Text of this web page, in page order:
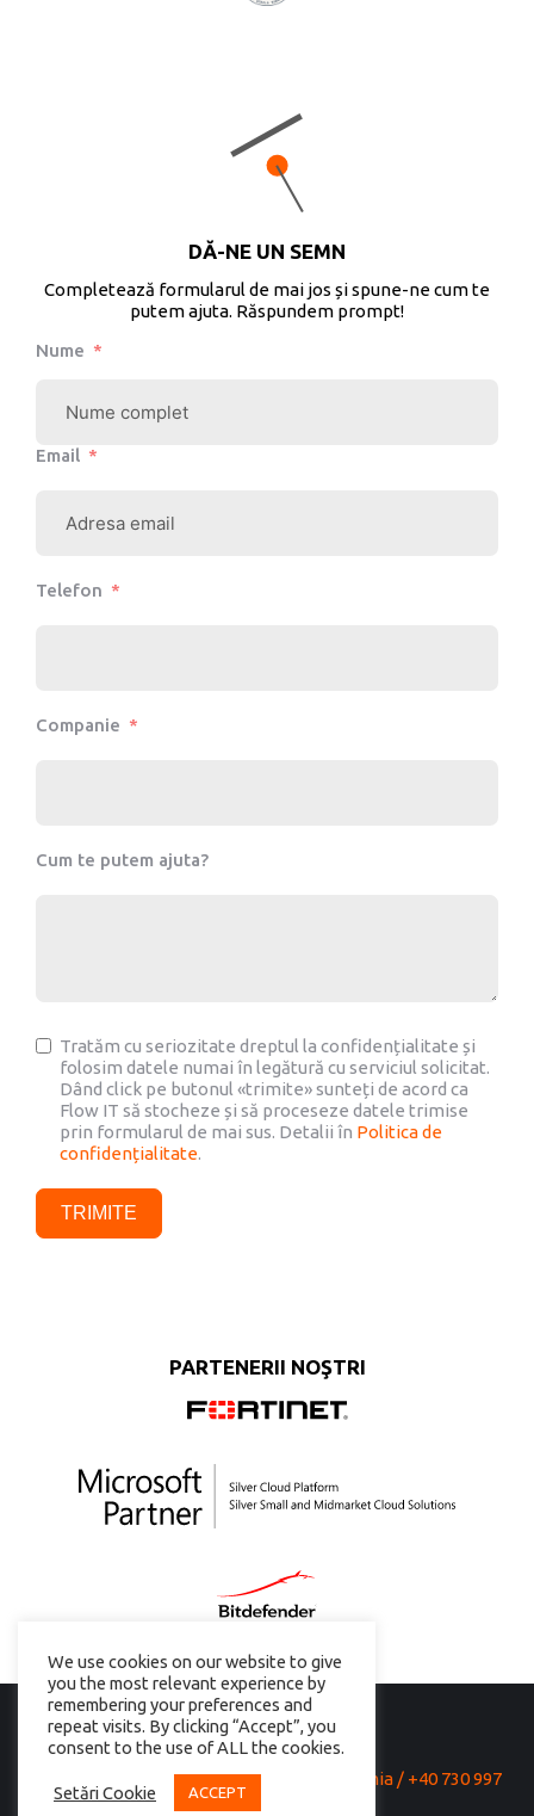
DĂ-NE UN SEMN
Completează formularul de mai jos și spune-ne cum te
putem ajuta. Răspundem prompt!
Nume
Email
Telefon
Companie
Cum te putem ajuta?
Tratăm cu seriozitate dreptul la confidențialitate și
folosim datele numai în legătură cu serviciul solicitat.
Dând click pe butonul «trimite» sunteți de acord ca
Flow IT să stocheze și să proceseze datele trimise
prin formularul de mai sus. Detalii în Politica de
confidențialitate.
TRIMITE
PARTENERII NOŞTRI
21 Italiana St., District 2, Bucharest, Romania / +40 730 997
733
We use cookies on our website to give
you the most relevant experience by
remembering your preferences and
repeat visits. By clicking “Accept”, you
consent to the use of ALL the cookies.
Setări Cookie ACCEPT